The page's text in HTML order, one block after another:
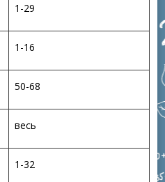
1-29
1-16
50-68
весь
1-32